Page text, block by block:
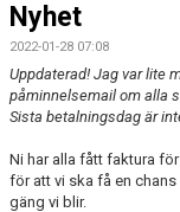
TRUPPEN
GÄSTBOK
KONTAKT
Nyhet
2022-01-28 07:08
Uppdaterad! Jag var lite
påminnelsemail om alla
Sista betalningsdag är
Ni har alla fått faktura
för att vi ska få en
gäng vi blir.